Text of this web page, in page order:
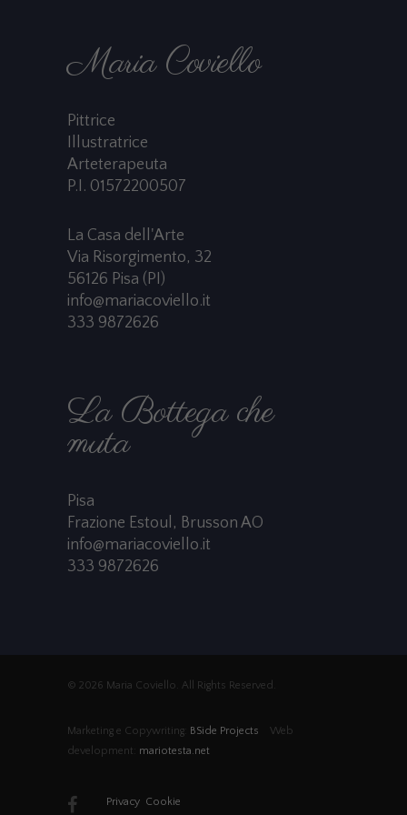
Maria Coviello
Pittrice
Illustratrice
Arteterapeuta
P.I. 01572200507
La Casa dell'Arte
Via Risorgimento, 32
56126 Pisa (PI)
info@mariacoviello.it
333 9872626
La Bottega che
muta
Pisa
Frazione Estoul, Brusson AO
info@mariacoviello.it
333 9872626
© 2026 Maria Coviello. All Rights Reserved.
Marketing e Copywriting: BSide Projects Web
development: mariotesta.net
Privacy Cookie